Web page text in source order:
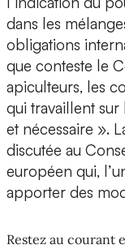
dans les
obligations
que conteste le
apiculteurs, les
qui travaillent sur
et nécessaire ».
discutée au
européen qui,
apporter des
Restez au courant